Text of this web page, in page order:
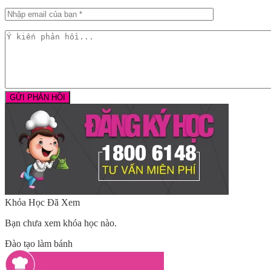
Khóa Học Đã Xem
Bạn chưa xem khóa học nào.
Đào tạo làm bánh